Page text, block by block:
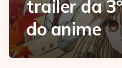
trailer da
do anime